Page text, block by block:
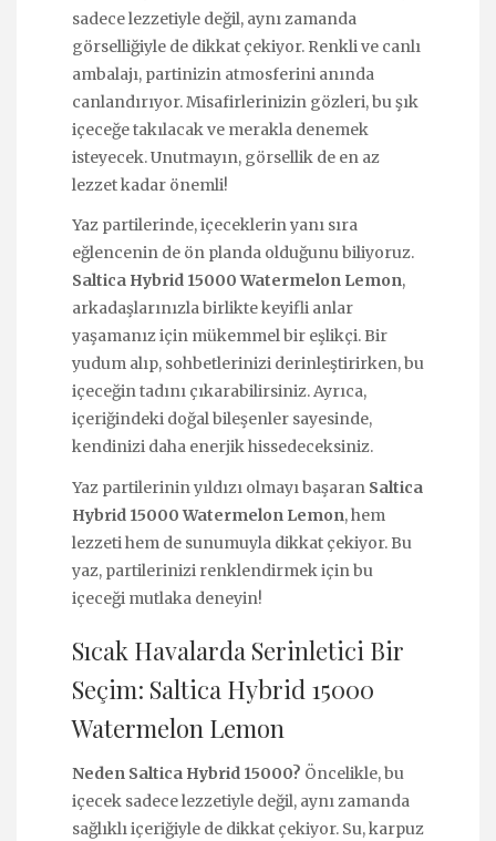
sadece lezzetiyle değil, aynı zamanda
görselliğiyle de dikkat çekiyor. Renkli ve canlı
ambalajı, partinizin atmosferini anında
canlandırıyor. Misafirlerinizin gözleri, bu şık
içeceğe takılacak ve merakla denemek
isteyecek. Unutmayın, görsellik de en az
lezzet kadar önemli!
Yaz partilerinde, içeceklerin yanı sıra
eğlencenin de ön planda olduğunu biliyoruz.
Saltica Hybrid 15000 Watermelon Lemon,
arkadaşlarınızla birlikte keyifli anlar
yaşamanız için mükemmel bir eşlikçi. Bir
yudum alıp, sohbetlerinizi derinleştirirken, bu
içeceğin tadını çıkarabilirsiniz. Ayrıca,
içeriğindeki doğal bileşenler sayesinde,
kendinizi daha enerjik hissedeceksiniz.
Yaz partilerinin yıldızı olmayı başaran Saltica
Hybrid 15000 Watermelon Lemon, hem
lezzeti hem de sunumuyla dikkat çekiyor. Bu
yaz, partilerinizi renklendirmek için bu
içeceği mutlaka deneyin!
Sıcak Havalarda Serinletici Bir
Seçim: Saltica Hybrid 15000
Watermelon Lemon
Neden Saltica Hybrid 15000? Öncelikle, bu
içecek sadece lezzetiyle değil, aynı zamanda
sağlıklı içeriğiyle de dikkat çekiyor. Su, karpuz